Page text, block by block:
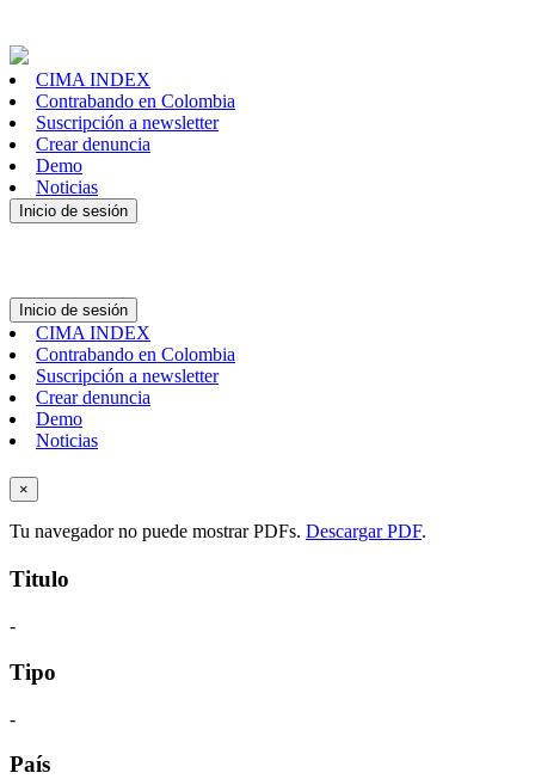
CIMA INDEX
Contrabando en Colombia
Suscripción a newsletter
Crear denuncia
Demo
Noticias
Inicio de sesión
Inicio de sesión
CIMA INDEX
Contrabando en Colombia
Suscripción a newsletter
Crear denuncia
Demo
Noticias
×
Tu navegador no puede mostrar PDFs. Descargar PDF.
Titulo
-
Tipo
-
País